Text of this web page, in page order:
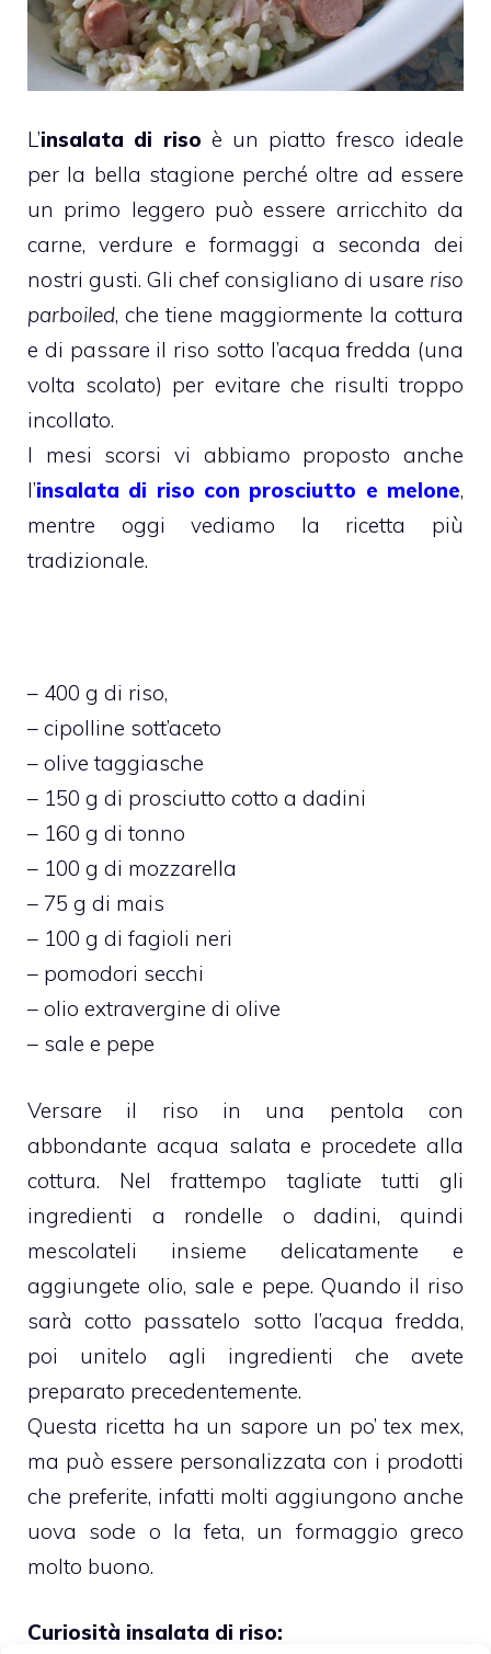
L’insalata di riso è un piatto fresco ideale
per la bella stagione perché oltre ad essere
un primo leggero può essere arricchito da
carne, verdure e formaggi a seconda dei
nostri gusti. Gli chef consigliano di usare riso
parboiled, che tiene maggiormente la cottura
e di passare il riso sotto l’acqua fredda (una
volta scolato) per evitare che risulti troppo
incollato.
I mesi scorsi vi abbiamo proposto anche
l’insalata di riso con prosciutto e melone,
mentre oggi vediamo la ricetta più
tradizionale.
– 400 g di riso,
– cipolline sott’aceto
– olive taggiasche
– 150 g di prosciutto cotto a dadini
– 160 g di tonno
– 100 g di mozzarella
– 75 g di mais
– 100 g di fagioli neri
– pomodori secchi
– olio extravergine di olive
– sale e pepe
Versare il riso in una pentola con
abbondante acqua salata e procedete alla
cottura. Nel frattempo tagliate tutti gli
ingredienti a rondelle o dadini, quindi
mescolateli insieme delicatamente e
aggiungete olio, sale e pepe. Quando il riso
sarà cotto passatelo sotto l’acqua fredda,
poi unitelo agli ingredienti che avete
preparato precedentemente.
Questa ricetta ha un sapore un po’ tex mex,
ma può essere personalizzata con i prodotti
che preferite, infatti molti aggiungono anche
uova sode o la feta, un formaggio greco
molto buono.
Curiosità insalata di riso: